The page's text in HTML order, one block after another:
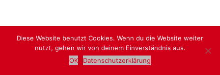
Diese Website benutzt Cookies. Wenn du die Website weiter
nutzt, gehen wir von deinem Einverständnis aus.
OK
Datenschutzerklärung